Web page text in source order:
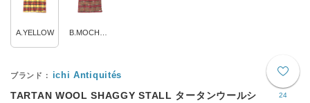
A.YELLOW
24
ichi Antiquités
TARTAN WOOL SHAGGY STALL タータンウールシ